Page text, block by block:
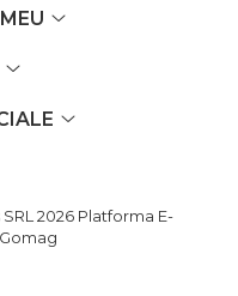
2026 Platforma E-